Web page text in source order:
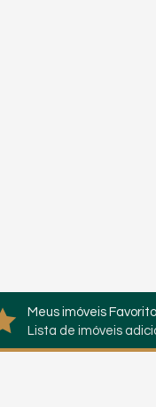
Meus imóveis
Lista de imóveis